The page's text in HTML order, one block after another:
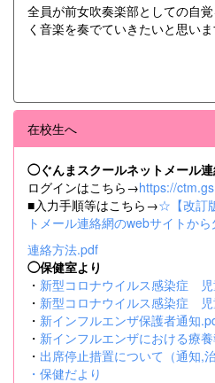
全員が前女吹奏楽部としての自
く音楽を奏でていきたいと思いま
在校生へ
◯ぐんまスクールネットメール
ログインはこちら→https://
■入力手順等はこちら→☆【改訂
トメール連絡網のwebサイトか
連絡方法.pdf
◯保健室より
・ 新型コロナウイルス感染症 児
・ 新型コロナウイルス感染症
・ 新インフルエンザ保護者通知
・ 新インフルエンザにおける療
・ 出席停止措置について（通知,
・ 保健だより